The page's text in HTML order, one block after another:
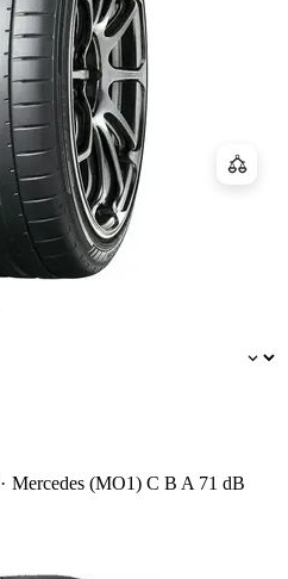
Mercedes (MO1) Etykieta:
C B A 71 dB